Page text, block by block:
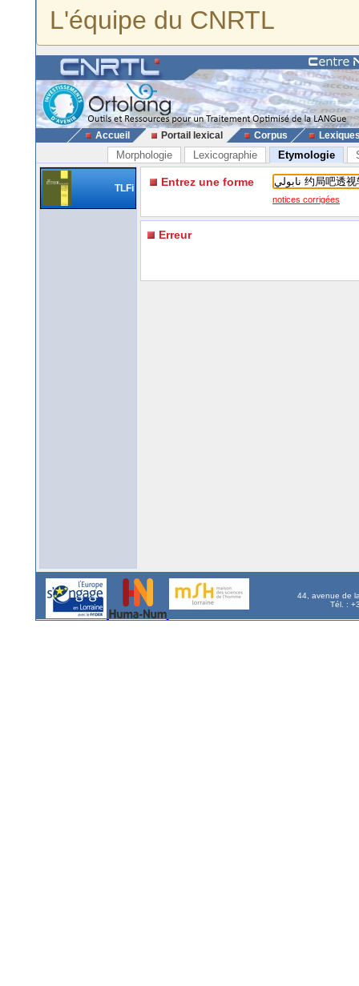
L'équipe du CNRTL
Accueil Portail lexical Corpus
Morphologie Lexicographie Etymologie
TLFi Entrez une forme
notices corrigées
Erreur
44, avenue de
Tél. :